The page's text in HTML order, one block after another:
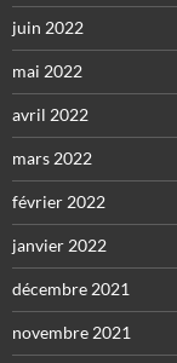
juin 2022
mai 2022
avril 2022
mars 2022
février 2022
janvier 2022
décembre 2021
novembre 2021